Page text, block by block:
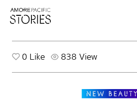
0 Like 838 View